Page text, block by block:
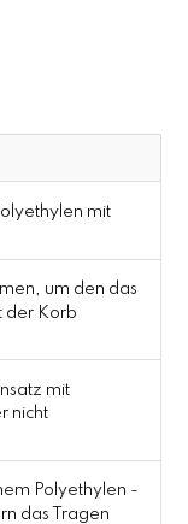
mit
um den das
der Korb
mit
nicht
Polyethylen -
das Tragen